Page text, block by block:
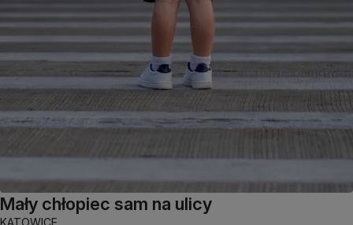
Mały chłopiec sam na ulicy
KATOWICE